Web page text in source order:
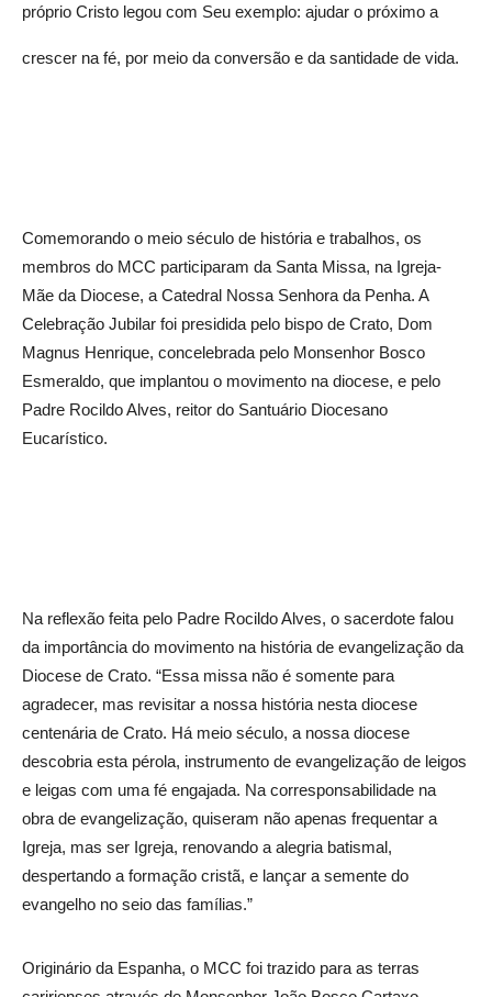
próprio Cristo legou com Seu exemplo: ajudar o próximo a
crescer na fé, por meio da conversão e da santidade de vida.
Comemorando o meio século de história e trabalhos, os
membros do MCC participaram da Santa Missa, na Igreja-
Mãe da Diocese, a Catedral Nossa Senhora da Penha. A
Celebração Jubilar foi presidida pelo bispo de Crato, Dom
Magnus Henrique, concelebrada pelo Monsenhor Bosco
Esmeraldo, que implantou o movimento na diocese, e pelo
Padre Rocildo Alves, reitor do Santuário Diocesano
Eucarístico.
Na reflexão feita pelo Padre Rocildo Alves, o sacerdote falou
da importância do movimento na história de evangelização da
Diocese de Crato. “Essa missa não é somente para
agradecer, mas revisitar a nossa história nesta diocese
centenária de Crato. Há meio século, a nossa diocese
descobria esta pérola, instrumento de evangelização de leigos
e leigas com uma fé engajada. Na corresponsabilidade na
obra de evangelização, quiseram não apenas frequentar a
Igreja, mas ser Igreja, renovando a alegria batismal,
despertando a formação cristã, e lançar a semente do
evangelho no seio das famílias.”
Originário da Espanha, o MCC foi trazido para as terras